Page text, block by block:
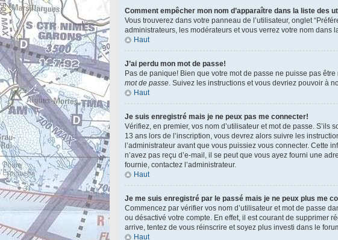
Comment empêcher mon nom d’apparaître dans la liste des
Vous trouverez dans votre panneau de l’utilisateur, onglet
administrateurs, les modérateurs et vous verrez votre nom dans
Haut
J’ai perdu mon mot de passe!
Pas de panique! Bien que votre mot de passe ne puisse pas
mot de passe. Suivez les instructions et vous devriez pouvoir à
Haut
Je suis enregistré mais je ne peux pas me connecter!
Vérifiez, en premier, vos nom d’utilisateur et mot de passe.
13 ans lors de l’inscription, vous devrez alors suivre les
l’administrateur avant que vous puissiez vous connecter. Cette
n’avez pas reçu d’e-mail, il se peut que vous ayez fourni une
fournie, contactez l’administrateur.
Haut
Je me suis enregistré par le passé mais je ne peux plus me
Commencez par vérifier vos nom d’utilisateur et mot de passe
ou désactivé votre compte. En effet, il est courant de supprimer
arrive, tentez de vous réinscrire et soyez plus investi dans le
Haut